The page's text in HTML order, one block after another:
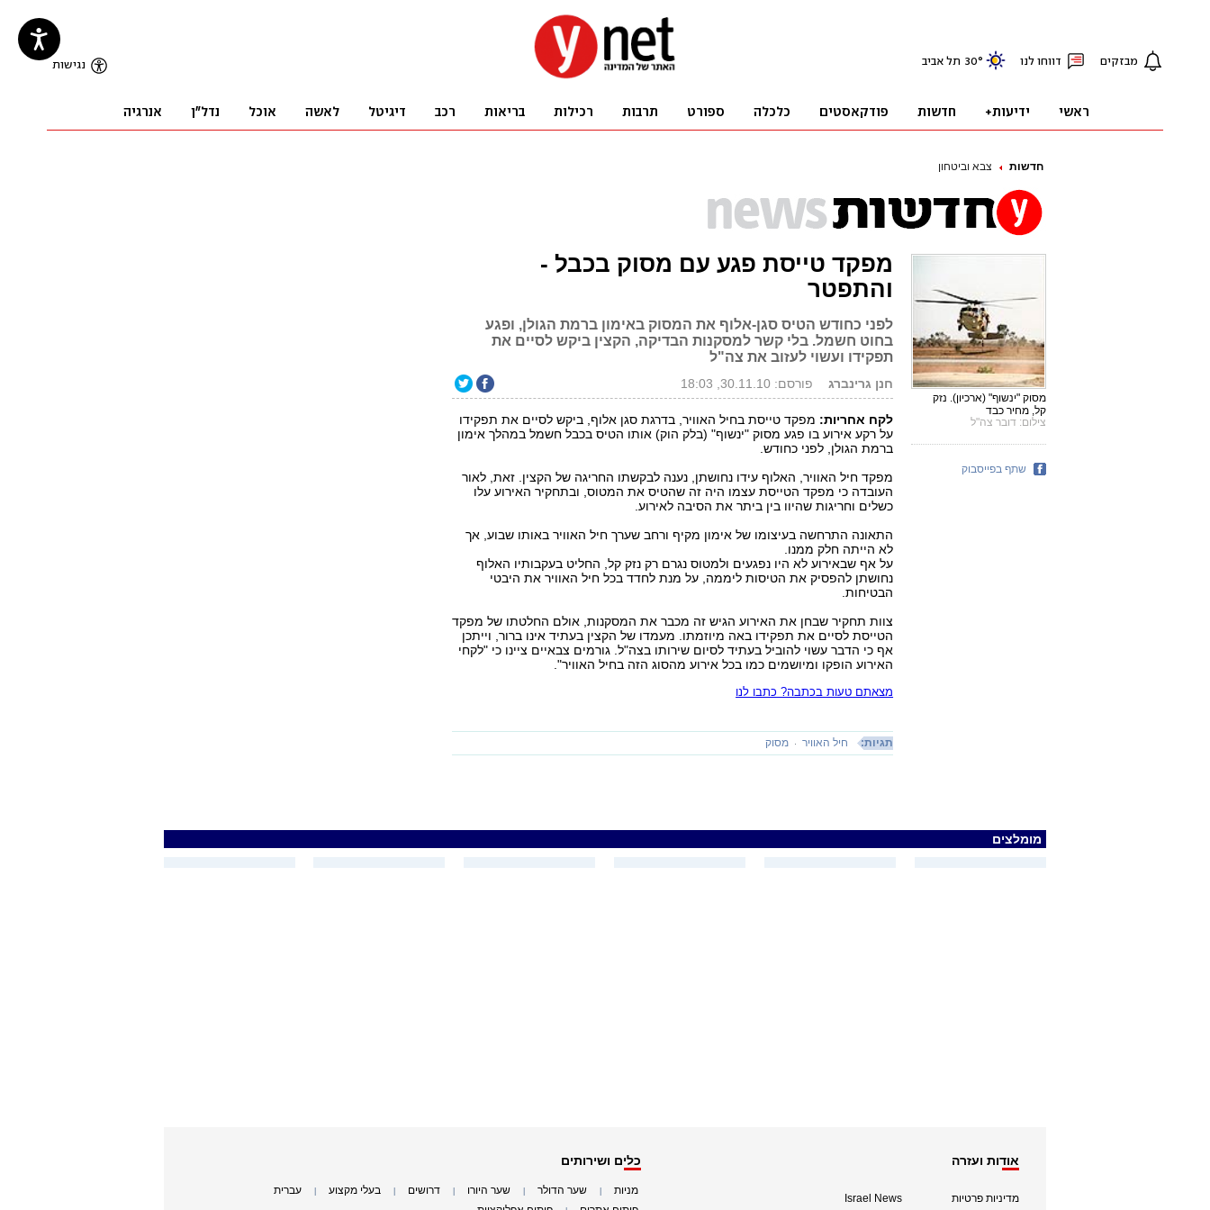
חדשות צבא וביטחון
מפקד טייסת פגע עם מסוק בכבל -
והתפטר
לפני כחודש הטיס סגן-אלוף את המסוק באימון ברמת הגולן, ופגע
בחוט חשמל. בלי קשר למסקנות הבדיקה, הקצין ביקש לסיים את
תפקידו ועשוי לעזוב את צה"ל
חנן גרינברג פורסם: 30.11.10, 18:03
לקח אחריות: מפקד טייסת בחיל האוויר, בדרגת סגן אלוף, ביקש לסיים את תפקידו
על רקע אירוע בו פגע מסוק "ינשוף" (בלק הוק) אותו הטיס בכבל חשמל במהלך אימון
ברמת הגולן, לפני כחודש.
מפקד חיל האוויר, האלוף עידו נחושתן, נענה לבקשתו החריגה של הקצין. זאת, לאור
העובדה כי מפקד הטייסת עצמו היה זה שהטיס את המטוס, ובתחקיר האירוע עלו
כשלים וחריגות שהיוו בין ביתר את הסיבה לאירוע.
התאונה התרחשה בעיצומו של אימון מקיף ורחב שערך חיל האוויר באותו שבוע, אך
לא הייתה חלק ממנו.
על אף שבאירוע לא היו נפגעים ולמטוס נגרם רק נזק קל, החליט בעקבותיו האלוף
נחושתן להפסיק את הטיסות ליממה, על מנת לחדד בכל חיל האוויר את היבטי
הבטיחות.
צוות תחקיר שבחן את האירוע הגיש זה מכבר את המסקנות, אולם החלטתו של מפקד
הטייסת לסיים את תפקידו באה מיוזמתו. מעמדו של הקצין בעתיד אינו ברור, וייתכן
אף כי הדבר עשוי להוביל בעתיד לסיום שירותו בצה"ל. גורמים צבאיים ציינו כי "לקחי
האירוע הופקו ומיושמים כמו בכל אירוע מהסוג הזה בחיל האוויר".
מצאתם טעות בכתבה? כתבו לנו
תגיות: חיל האוויר מסוק
מסוק "ינשוף" (ארכיון). נזק
קל, מחיר כבד
צילום: דובר צה"ל
שתף בפייסבוק
מומלצים
אודות ועזרה
מדיניות פרטיות Israel News
כלים ושירותים
מניות שער הדולר שער היורו דרושים בעלי מקצוע עברית